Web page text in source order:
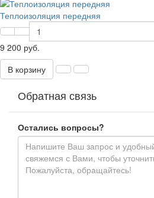
Теплоизоляция передняя
9 200 руб.
В корзину
Обратная связь
Остались вопросы?